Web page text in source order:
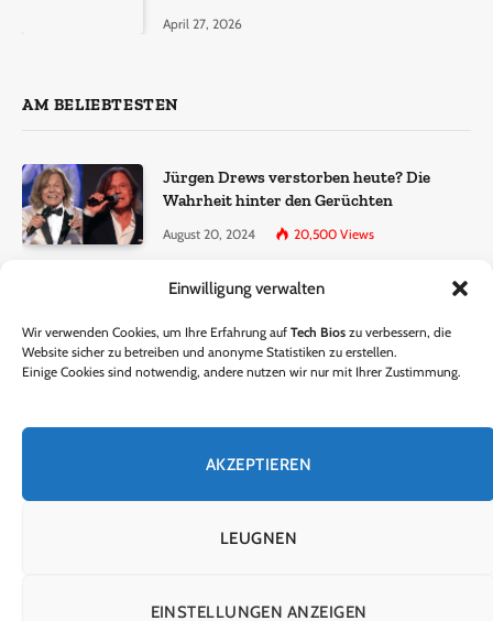
Einwilligung verwalten
Wir verwenden Cookies, um Ihre Erfahrung auf Tech Bios zu verbessern, die
Website sicher zu betreiben und anonyme Statistiken zu erstellen.
Einige Cookies sind notwendig, andere nutzen wir nur mit Ihrer Zustimmung.
AKZEPTIEREN
LEUGNEN
EINSTELLUNGEN ANZEIGEN
April 27, 2026
AM BELIEBTESTEN
Jürgen Drews verstorben heute? Die
Wahrheit hinter den Gerüchten
August 20, 2024 20,500 Views
Ralf Dammasch Traueranzeige:
June 26, 2024 13,286Views
hinter den Gerüchten
October 5, 2024 9,301
HEIM ÜBER UNS KONTAKTIERE UNS